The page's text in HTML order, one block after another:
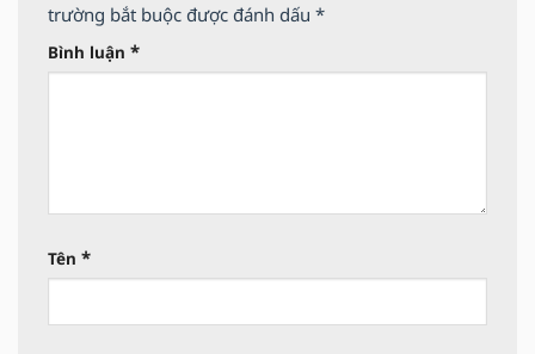
trường bắt buộc được đánh dấu *
Bình luận *
Tên *